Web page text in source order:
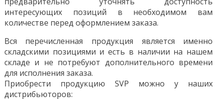
интересующих позиций в необходимом вам
количестве перед оформлением заказа.
Вся перечисленная продукция является именно
складскими позициями и есть в наличии на нашем
складе и не потребуют дополнительного времени
для исполнения заказа.
Приобрести продукцию SVP можно у наших
дистрибьюторов: